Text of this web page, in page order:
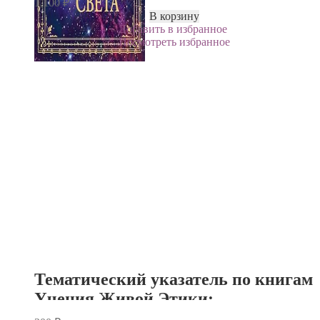
1,100₽
В корзину
Добавить в избранное
Посмотреть избранное
Тематический указатель по книгам
Учения Живой Этики: